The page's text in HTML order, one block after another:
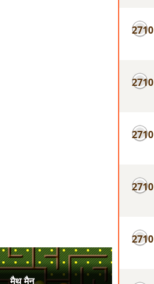
2710
2710
2710
2710
2710